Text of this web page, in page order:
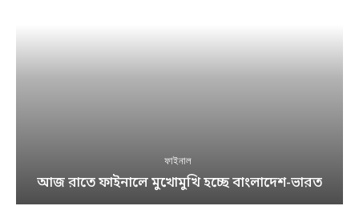
ফাইনাল
আজ রাতে ফাইনালে মুখোমুখি হচ্ছে বাংলাদেশ-ভারত